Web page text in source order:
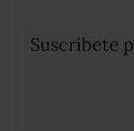
Suscribete